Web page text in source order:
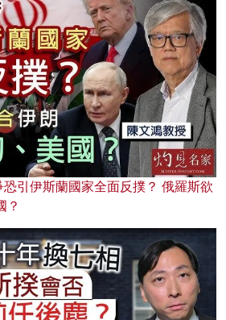
引伊斯蘭國家全面反撲？ 俄羅斯欲
？